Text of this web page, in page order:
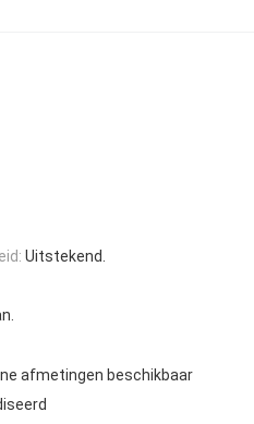
Uitstekend.
afmetingen beschikbaar